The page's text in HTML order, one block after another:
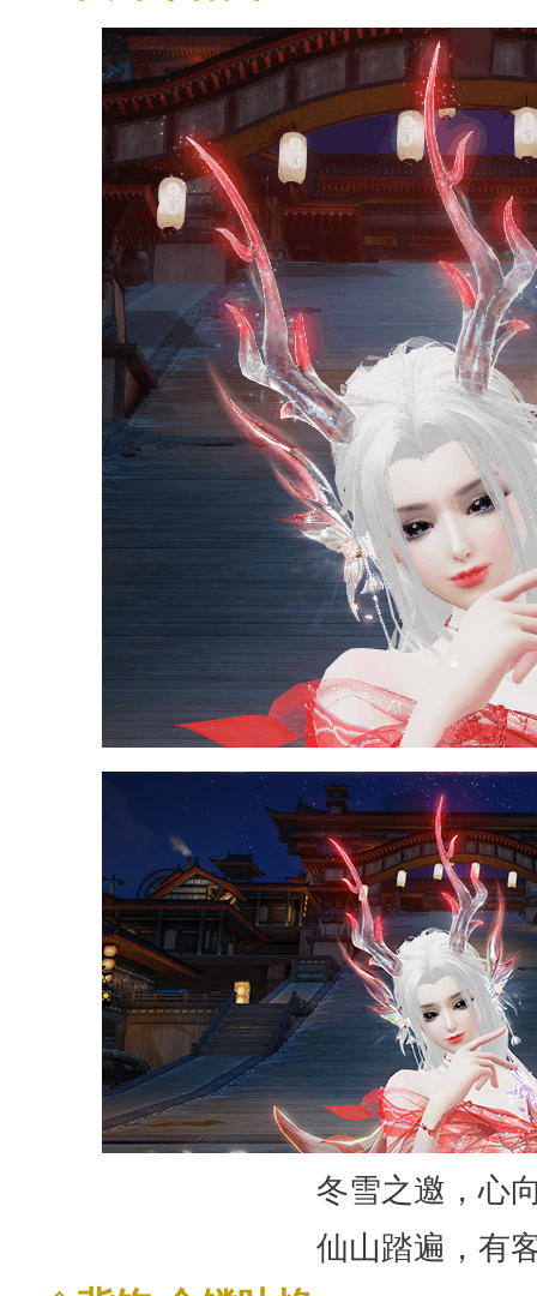
冬雪之邀，心
仙山踏遍，有